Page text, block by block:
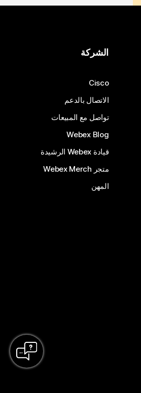
الشركة
Cisco
الاتصال بالدعم
تواصل مع المبيعات
Webex Blog
قيادة Webex الرشيدة
متجر Webex Merch
المهن